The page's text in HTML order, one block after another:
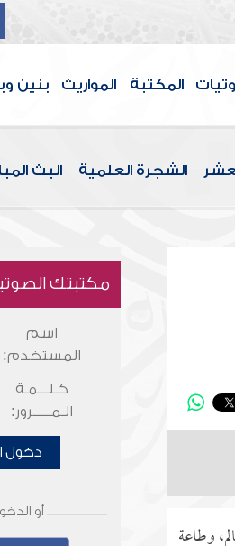
المكتبة المواريث بنين
الشجرة العلمية البث
وطاعة
مكتبتك
اسم
المستخدم:
كـلـــمـة
الـمـــــرور:
دخول
أو